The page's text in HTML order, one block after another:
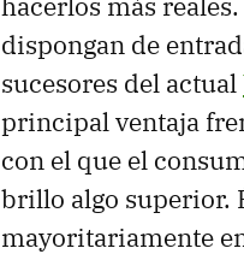
dispongan de
sucesores del actual
principal ventaja
con el que el
brillo algo superior.
mayoritariamente